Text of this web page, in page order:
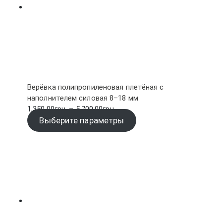
Верёвка полипропиленовая плетёная с
наполнителем силовая 8–18 мм
1,350.00грн. – 5,700.00грн.Диапазон
цен:
1,350.00грн.
Выберите параметры